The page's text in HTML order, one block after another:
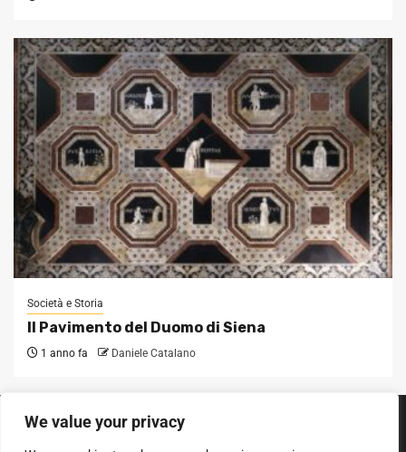
We value your privacy
Società e Storia
Il Pavimento del Duomo di Siena
1 anno fa Daniele Catalano
SEGUICI SUI SOCIAL